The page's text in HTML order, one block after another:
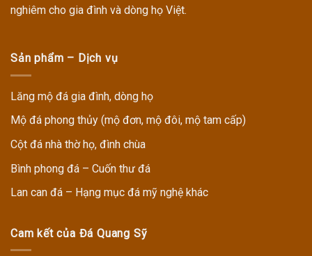
nghiêm cho gia đình và dòng họ Việt.
Sản phẩm – Dịch vụ
Lăng mộ đá gia đình, dòng họ
Mộ đá phong thủy (mộ đơn, mộ đôi, mộ tam cấp)
Cột đá nhà thờ họ, đình chùa
Bình phong đá – Cuốn thư đá
Lan can đá – Hạng mục đá mỹ nghệ khác
Cam kết của Đá Quang Sỹ